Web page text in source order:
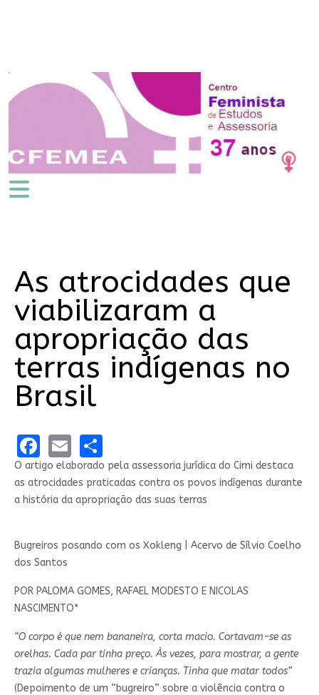
As atrocidades que
viabilizaram a
apropriação das
terras indígenas no
Brasil
Facebook
EmailShare
O artigo elaborado pela assessoria jurídica do Cimi destaca
as atrocidades praticadas contra os povos indígenas durante
a história da apropriação das suas terras
Bugreiros posando com os Xokleng | Acervo de Sílvio Coelho
dos Santos
POR PALOMA GOMES, RAFAEL MODESTO E NICOLAS
NASCIMENTO*
“O corpo é que nem bananeira, corta macio. Cortavam-se as
orelhas. Cada par tinha preço. Às vezes, para mostrar, a gente
trazia algumas mulheres e crianças. Tinha que matar todos”
(Depoimento de um “bugreiro” sobre a violência contra o